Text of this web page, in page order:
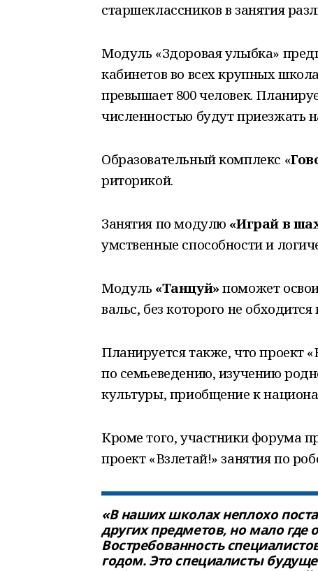
старшеклассников в занятия
Модуль «Здоровая улыбка»
кабинетов во всех крупных
превышает 800 человек.
численностью будут приезжать
Образовательный комплекс «
риторикой.
Занятия по модулю «Играй в
умственные способности и
Модуль «Танцуй»поможет
вальс, без которого не
Планируется также, что проект
по семьеведению, изучению
культуры, приобщение к
Кроме того, участники форума
проект «Взлетай!» занятия по
«В наших школах неплохо
других предметов, но мало где
Востребованность
годом. Это специалисты